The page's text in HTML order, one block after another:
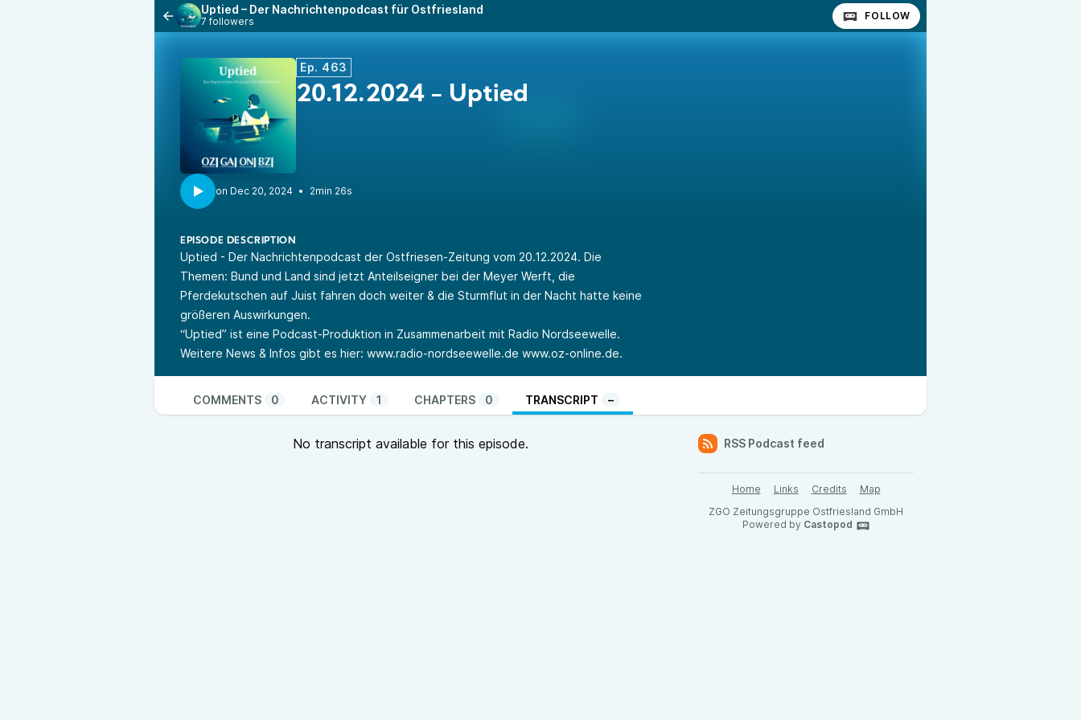
Uptied – Der Nachrichtenpodcast für Ostfriesland
7 followers FOLLOW
Ep. 463
20.12.2024 - Uptied
• 2min 26s
EPISODE DESCRIPTION
Uptied - Der Nachrichtenpodcast der Ostfriesen-Zeitung vom 20.12.2024. Die
Themen: Bund und Land sind jetzt Anteilseigner bei der Meyer Werft, die
Pferdekutschen auf Juist fahren doch weiter & die Sturmflut in der Nacht hatte keine
größeren Auswirkungen.
“Uptied” ist eine Podcast-Produktion in Zusammenarbeit mit Radio Nordseewelle.
Weitere News & Infos gibt es hier: www.radio-nordseewelle.de www.oz-online.de.
COMMENTS 0 ACTIVITY 1 CHAPTERS 0 TRANSCRIPT –
No transcript available for this episode. RSS Podcast feed
Home Links Credits
Map
ZGO Zeitungsgruppe Ostfriesland GmbH
Powered by Castopod